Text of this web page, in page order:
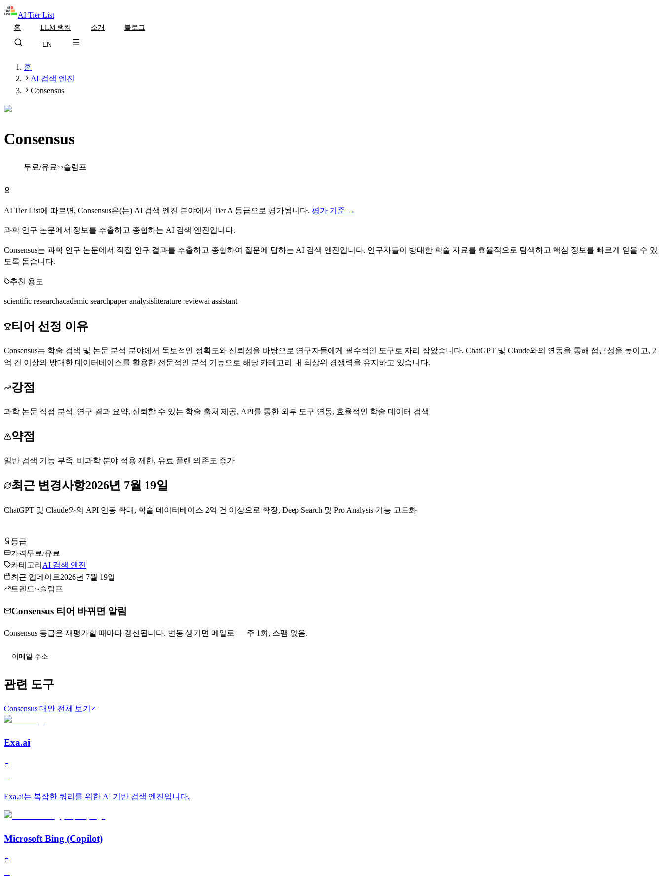
AI Tier List
홈 LLM 랭킹 소개 블로그
EN
홈
AI 검색 엔진
Consensus
Consensus
무료/유료 슬럼프
AI Tier List에 따르면, Consensus은(는) AI 검색 엔진 분야에서 TierA 등급으로 평가됩니다. 평가 기준 →
과학 연구 논문에서 정보를 추출하고 종합하는 AI 검색 엔진입니다.
Consensus는 과학 연구 논문에서 직접 연구 결과를 추출하고 종합하여 질문에 답하는 AI 검색 엔진입니다. 연구자들이 방대한 학술 자료를 효율적으로 탐색하고 핵심 정보를 빠르게 얻을 수 있
도록 돕습니다.
추천 용도
scientific researchacademic searchpaper analysisliterature reviewai assistant
티어 선정 이유
Consensus는 학술 검색 및 논문 분석 분야에서 독보적인 정확도와 신뢰성을 바탕으로 연구자들에게 필수적인 도구로 자리 잡았습니다. ChatGPT 및 Claude와의 연동을 통해 접근성을 높이고, 2
억 건 이상의 방대한 데이터베이스를 활용한 전문적인 분석 기능으로 해당 카테고리 내 최상위 경쟁력을 유지하고 있습니다.
강점
과학 논문 직접 분석, 연구 결과 요약, 신뢰할 수 있는 학술 출처 제공, API를 통한 외부 도구 연동, 효율적인 학술 데이터 검색
약점
일반 검색 기능 부족, 비과학 분야 적용 제한, 유료 플랜 의존도 증가
최근 변경사항2026년 7월 19일
ChatGPT 및 Claude와의 API 연동 확대, 학술 데이터베이스 2억 건 이상으로 확장, Deep Search 및 Pro Analysis 기능 고도화
등급
가격무료/유료
카테고리 AI 검색 엔진
최근 업데이트2026년 7월 19일
트렌드
슬럼프
Consensus 티어 바뀌면 알림
Consensus 등급은 재평가할 때마다 갱신됩니다. 변동 생기면 메일로 — 주 1회, 스팸 없음.
관련 도구
Consensus 대안 전체 보기
Exa.ai
Exa.ai는 복잡한 쿼리를 위한 AI 기반 검색 엔진입니다.
Microsoft Bing (Copilot)